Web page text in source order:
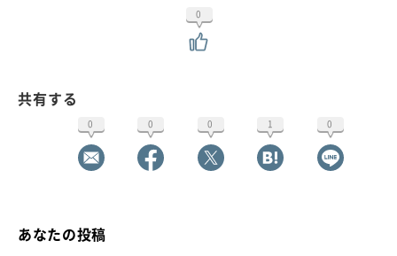
0
共有する
0 0 0 1 0
あなたの投稿